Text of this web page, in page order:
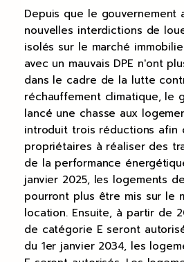
Depuis que le gouvernement
nouvelles interdictions de
isolés sur le marché
avec un mauvais DPE n'ont
dans le cadre de la lutte
réchauffement climatique, le
lancé une chasse aux
introduit trois réductions afin
propriétaires à réaliser des
de la performance
janvier 2025, les logements
pourront plus être mis sur le
location. Ensuite, à partir de
de catégorie E seront
du 1er janvier 2034, les